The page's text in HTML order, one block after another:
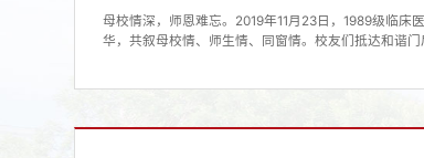
母校情深，师恩难忘。2019年11月23日，1989级临床
华，共叙母校情、师生情、同窗情。校友们抵达和谐